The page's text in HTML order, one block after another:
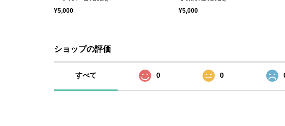
¥5,000 ¥5,000
ショップの評価
すべて 0 0